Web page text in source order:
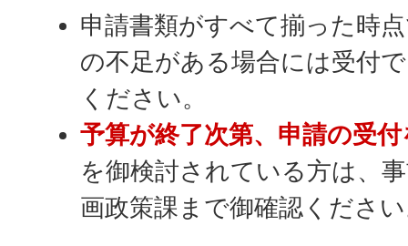
申請書類がすべて揃った時
の不足がある場合には受付
ください。
予算が終了次第、申請の受
を御検討されている方は、
画政策課まで御確認くださ